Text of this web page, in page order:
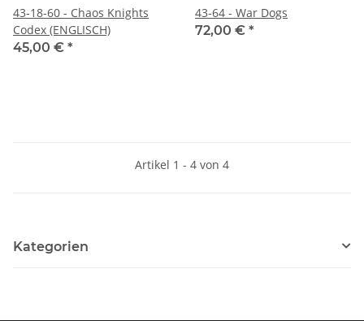
43-18-60 - Chaos Knights
Codex (ENGLISCH)
45,00 € *
43-64 - War Dogs
72,00 € *
Artikel 1 - 4 von 4
Kategorien